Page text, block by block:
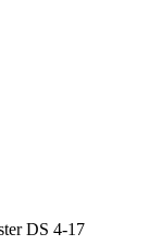
DS 4-17